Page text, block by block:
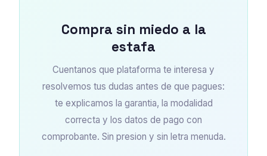
Compra sin miedo a la
estafa
Cuentanos que plataforma te interesa y
resolvemos tus dudas antes de que pagues:
te explicamos la garantia, la modalidad
correcta y los datos de pago con
comprobante. Sin presion y sin letra menuda.